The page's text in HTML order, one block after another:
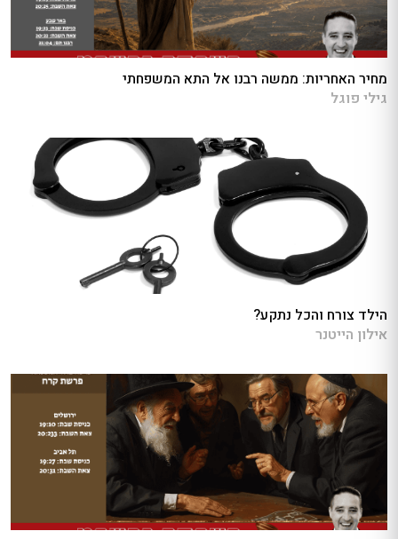
מחיר האחריות: ממשה רבנו אל התא המשפחתי
גילי פוגל
הילד צורח והכל נתקע?
אילון הייטנר